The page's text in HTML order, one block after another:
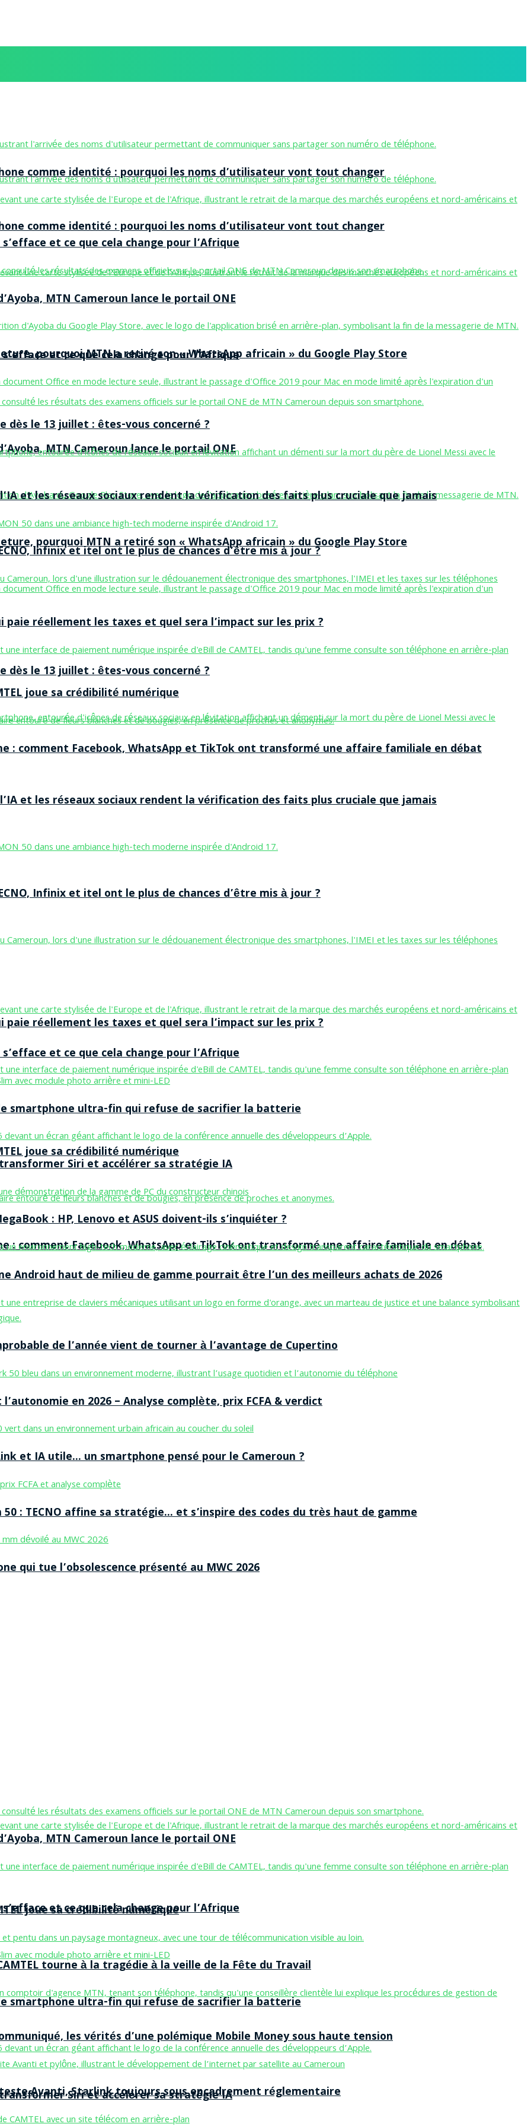
comme identité : pourquoi les noms d’utilisateur vont tout changer
et ce que cela change pour l’Afrique
MTN Cameroun lance le portail ONE
pourquoi MTN a retiré son « WhatsApp africain » du Google Play Store
dès le 13 juillet : êtes-vous concerné ?
et les réseaux sociaux rendent la vérification des faits plus cruciale que jamais
Infinix et itel ont le plus de chances d’être mis à jour ?
paie réellement les taxes et quel sera l’impact sur les prix ?
joue sa crédibilité numérique
: comment Facebook, WhatsApp et TikTok ont transformé une affaire familiale en débat
et ce que cela change pour l’Afrique
le smartphone ultra-fin qui refuse de sacrifier la batterie
transformer Siri et accélérer sa stratégie IA
comme identité : pourquoi les noms d’utilisateur vont tout changer
et ce que cela change pour l’Afrique
MTN Cameroun lance le portail ONE
pourquoi MTN a retiré son « WhatsApp africain » du Google Play Store
dès le 13 juillet : êtes-vous concerné ?
et les réseaux sociaux rendent la vérification des faits plus cruciale que jamais
Infinix et itel ont le plus de chances d’être mis à jour ?
paie réellement les taxes et quel sera l’impact sur les prix ?
joue sa crédibilité numérique
: comment Facebook, WhatsApp et TikTok ont transformé une affaire familiale en débat
et ce que cela change pour l’Afrique
le smartphone ultra-fin qui refuse de sacrifier la batterie
transformer Siri et accélérer sa stratégie IA
: HP, Lenovo et ASUS doivent-ils s’inquiéter ?
Android haut de milieu de gamme pourrait être l’un des meilleurs achats de 2026
de l’année vient de tourner à l’avantage de Cupertino
en 2026 – Analyse complète, prix FCFA & verdict
et IA utile… un smartphone pensé pour le Cameroun ?
50 : TECNO affine sa stratégie… et s’inspire des codes du très haut de gamme
qui tue l’obsolescence présenté au MWC 2026
MTN Cameroun lance le portail ONE
joue sa crédibilité numérique
tourne à la tragédie à la veille de la Fête du Travail
les vérités d’une polémique Mobile Money sous haute tension
Avanti, Starlink toujours sous encadrement réglementaire